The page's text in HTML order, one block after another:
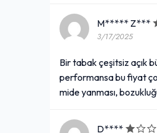
M***** Z***
3/17/2025
Bir tabak çeşitsiz açık
performansa bu fiyat
mide yanması,
D****